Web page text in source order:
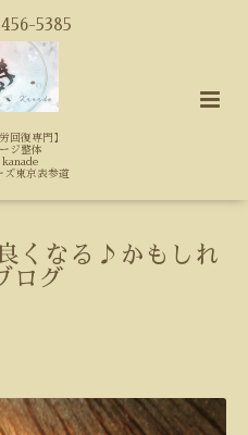
5385
回復専門】
ジ整体
kanade
ズ東京表参道
くなる♪かもしれ
ログ